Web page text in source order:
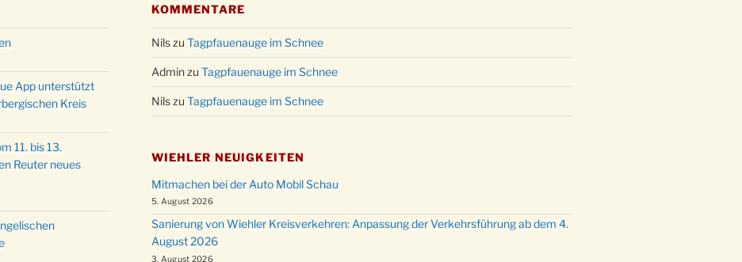
Kirche um 23:00 Uhr
31.12.
App unterstützt
Kreis
11. bis 13.
Reuter neues
KOMMENTARE
Nilszu Tagpfauenauge im Schnee
Adminzu Tagpfauenauge im Schnee
Nilszu Tagpfauenauge im Schnee
WIEHLER NEUIGKEITEN
Mitmachen bei der Auto Mobil Schau
5. August 2026
Sanierung von Wiehler Kreisverkehren: Anpassung der Verkehrsführung ab dem 4.
August 2026
3. August 2026